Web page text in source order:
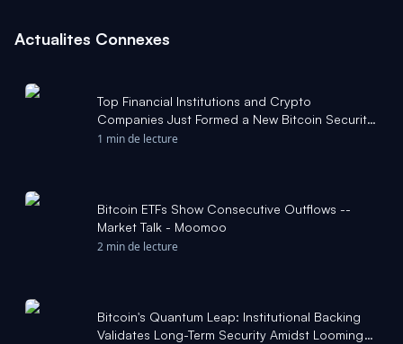
Actualites Connexes
Top Financial Institutions and Crypto
Companies Just Formed a New Bitcoin Security
Consortium. What Does That Mean for Bitcoin?
1 min de lecture
Bitcoin ETFs Show Consecutive Outflows --
Market Talk - Moomoo
2 min de lecture
Bitcoin's Quantum Leap: Institutional Backing
Validates Long-Term Security Amidst Looming